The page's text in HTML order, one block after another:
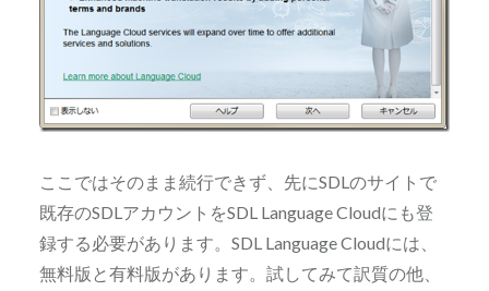
ここではそのまま続行できず、先にSDLのサイトで
既存のSDLアカウントをSDL Language Cloudにも登
録する必要があります。SDL Language Cloudには、
無料版と有料版があります。試してみて訳質の他、